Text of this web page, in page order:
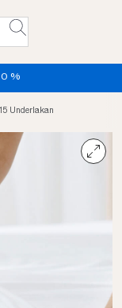
Underlakan